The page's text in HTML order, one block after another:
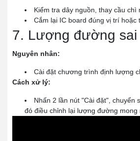
Kiểm tra dây nguồn, thay cầu chì
Cắm lại IC board đúng vị trí hoặc
7. Lượng đường sai
Nguyên nhân:
Cài đặt chương trình định lượng
Cách xử lý:
Nhấn 2 lần nút "Cài đặt", chuyển
đó điều chỉnh lại lượng đường mong